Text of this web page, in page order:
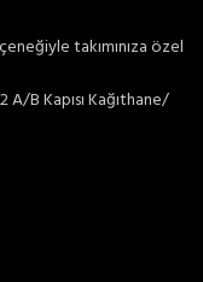
takımınıza özel
B Kapısı Kağıthane/